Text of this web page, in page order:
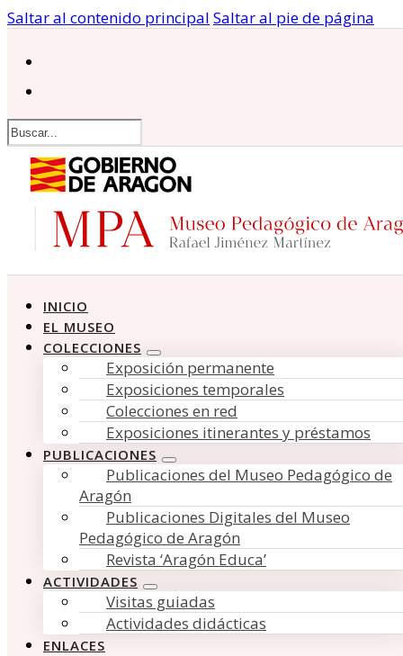
Saltar al contenido principal Saltar al pie de página
Buscar
INICIO
EL MUSEO
COLECCIONES
Exposición permanente
Exposiciones temporales
Colecciones en red
Exposiciones itinerantes y préstamos
PUBLICACIONES
Publicaciones del Museo Pedagógico de
Aragón
Publicaciones Digitales del Museo
Pedagógico de Aragón
Revista ‘Aragón Educa’
ACTIVIDADES
Visitas guiadas
Actividades didácticas
ENLACES